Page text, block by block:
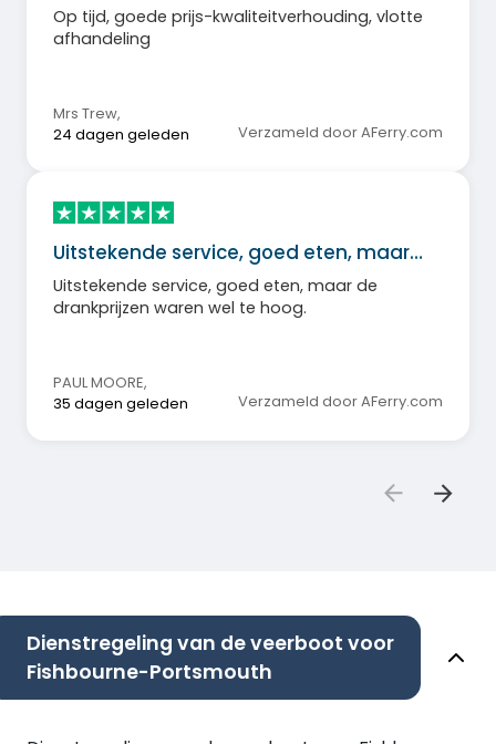
Op tijd, goede prijs-kwaliteitverhouding, vlotte
afhandeling
Mrs Trew,
24 dagen geleden
Verzameld door AFerry.com
Uitstekende service, goed eten, maar…
Uitstekende service, goed eten, maar de
drankprijzen waren wel te hoog.
PAUL MOORE,
35 dagen geleden
Verzameld door AFerry.com
Dienstregeling van de veerboot voor
Fishbourne-Portsmouth